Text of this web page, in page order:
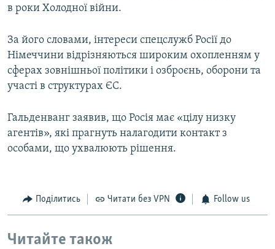
в роки Холодної війни.
За його словами, інтереси спецслужб Росії до
Німеччини відрізняються широким охопленням у
сферах зовнішньої політики і озброєнь, оборони та
участі в структурах ЄС.
Гальденванг заявив, що Росія має «цілу низку
агентів», які прагнуть налагодити контакт з
особами, що ухвалюють рішення.
Поділитись Читати без VPN Follow us
Читайте також